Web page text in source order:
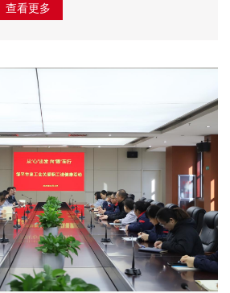
党组书记、局长王理科陪同活动，山东
查看更多